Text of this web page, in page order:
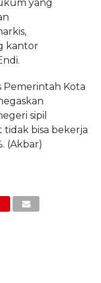
yang
kantor
Pemerintah Kota
sipil
bisa bekerja
(Akbar)